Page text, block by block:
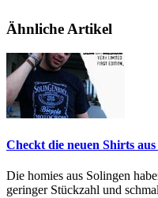
Ähnliche Artikel
Checkt die neuen Shirts aus
Die homies aus Solingen
geringer Stückzahl und